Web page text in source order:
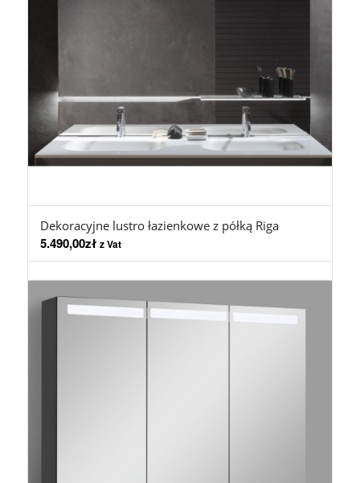
Dekoracyjne lustro łazienkowe z półką Riga
5.490,00zł z Vat